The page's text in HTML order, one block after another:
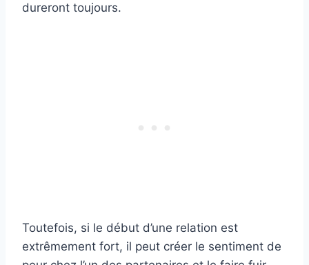
dureront toujours.
Toutefois, si le début d’une relation est
extrêmement fort, il peut créer le sentiment de